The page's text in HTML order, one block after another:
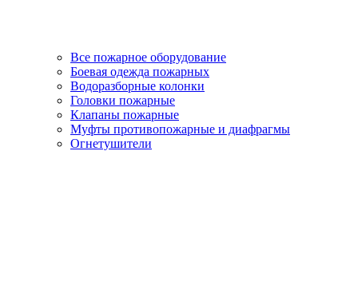
Все пожарное оборудование
Боевая одежда пожарных
Водоразборные колонки
Головки пожарные
Клапаны пожарные
Муфты противопожарные и диафрагмы
Огнетушители